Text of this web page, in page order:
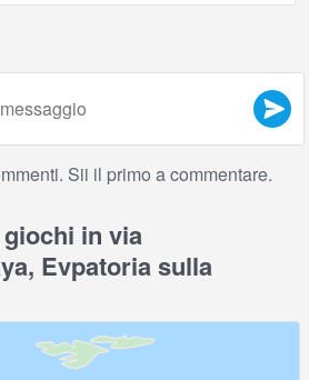
Sii il primo a commentare.
in via
Evpatoria sulla